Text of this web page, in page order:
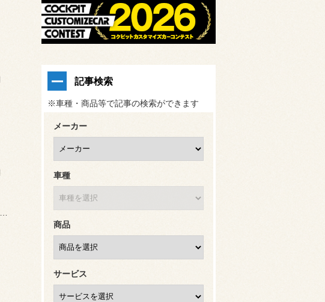
今回は、シトロエン ベルランゴにドライブレコーダーとETCを取り付...
記事検索
※車種・商品等で記事の検索ができます
メーカー
車種
商品
サービス